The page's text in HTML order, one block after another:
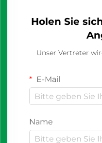
Holen Sie
Unser Vertreter
E-Mail
Name